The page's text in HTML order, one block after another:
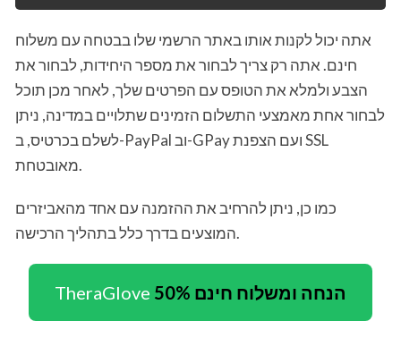
אתה יכול לקנות אותו באתר הרשמי שלו בבטחה עם משלוח
חינם. אתה רק צריך לבחור את מספר היחידות, לבחור את
הצבע ולמלא את הטופס עם הפרטים שלך, לאחר מכן תוכל
לבחור אחת מאמצעי התשלום הזמינים שתלויים במדינה, ניתן
לשלם בכרטיס, ב-PayPal וב-GPay ועם הצפנת SSL
מאובטחת.
כמו כן, ניתן להרחיב את ההזמנה עם אחד מהאביזרים
המוצעים בדרך כלל בתהליך הרכישה.
TheraGlove 50% הנחה ומשלוח חינם